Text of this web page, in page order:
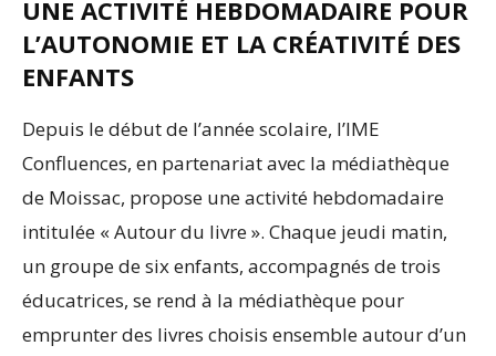
UNE ACTIVITÉ HEBDOMADAIRE POUR
L’AUTONOMIE ET LA CRÉATIVITÉ DES
ENFANTS
Depuis le début de l’année scolaire, l’IME
Confluences, en partenariat avec la médiathèque
de Moissac, propose une activité hebdomadaire
intitulée « Autour du livre ». Chaque jeudi matin,
un groupe de six enfants, accompagnés de trois
éducatrices, se rend à la médiathèque pour
emprunter des livres choisis ensemble autour d’un